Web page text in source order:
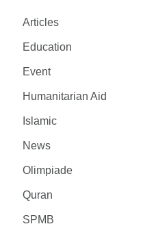
Articles
Education
Event
Humanitarian Aid
Islamic
News
Olimpiade
Quran
SPMB